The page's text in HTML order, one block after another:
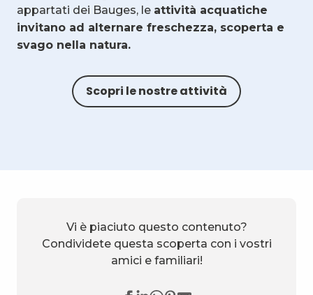
appartati dei Bauges, le attività acquatiche
invitano ad alternare freschezza, scoperta e
svago nella natura.
Scopri le nostre attività
Vi è piaciuto questo contenuto?
Condividete questa scoperta con i vostri
amici e familiari!